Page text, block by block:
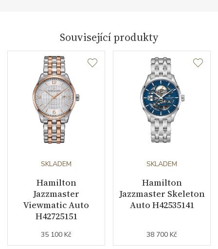
Související produkty
SKLADEM
Hamilton
Jazzmaster
Viewmatic Auto
H42725151
35 100 Kč
SKLADEM
Hamilton
Jazzmaster Skeleton
Auto H42535141
38 700 Kč